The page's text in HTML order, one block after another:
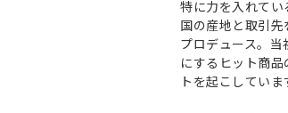
特に力を入れて
国の産地と取引
プロデュース。
にするヒット商
トを起こしていま